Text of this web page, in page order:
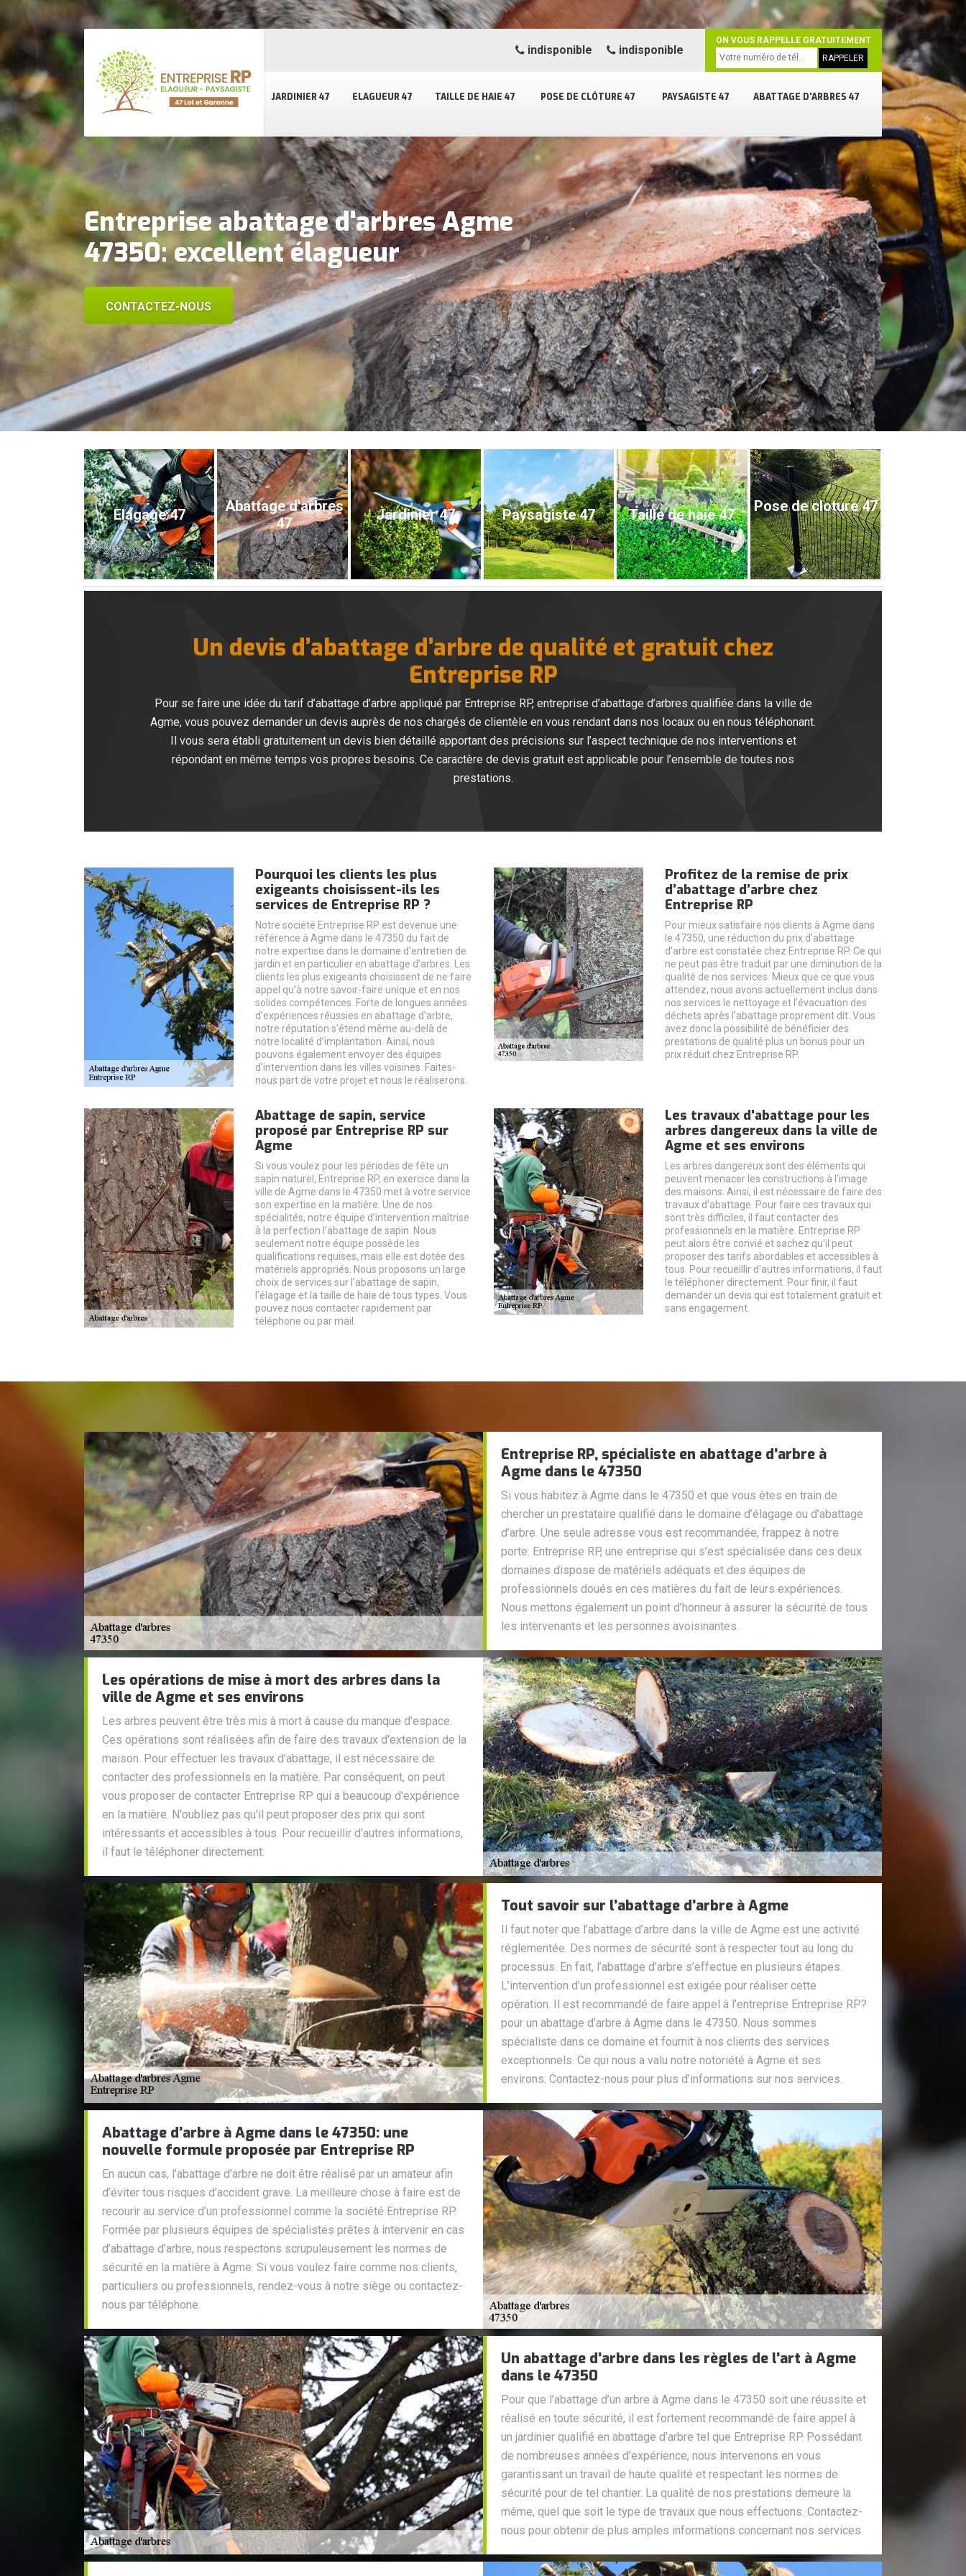
JARDINIER 47 ELAGUEUR 47 TAILLE DE HAIE 47 POSE DE CLÔTURE 47 PAYSAGISTE 47 ABATTAGE D'ARBRES 47
indisponible indisponible
ON VOUS RAPPELLE GRATUITEMENT
Entreprise abattage d'arbres Agme
47350: excellent élagueur
CONTACTEZ-NOUS
Elagage 47
Abattage d'arbres
47
Jardinier 47 Paysagiste 47 Taille de haie 47 Pose de cloture 47
Un devis d’abattage d’arbre de qualité et gratuit chez
Entreprise RP
Pour se faire une idée du tarif d’abattage d’arbre appliqué par Entreprise RP, entreprise d’abattage d’arbres qualifiée dans la ville de
Agme, vous pouvez demander un devis auprès de nos chargés de clientèle en vous rendant dans nos locaux ou en nous téléphonant.
Il vous sera établi gratuitement un devis bien détaillé apportant des précisions sur l’aspect technique de nos interventions et
répondant en même temps vos propres besoins. Ce caractère de devis gratuit est applicable pour l’ensemble de toutes nos
prestations.
Pourquoi les clients les plus
exigeants choisissent-ils les
services de Entreprise RP ?
Notre société Entreprise RP est devenue une
référence à Agme dans le 47350 du fait de
notre expertise dans le domaine d’entretien de
jardin et en particulier en abattage d’arbres. Les
clients les plus exigeants choisissent de ne faire
appel qu’à notre savoir-faire unique et en nos
solides compétences. Forte de longues années
d’expériences réussies en abattage d’arbre,
notre réputation s’étend même au-delà de
notre localité d’implantation. Ainsi, nous
pouvons également envoyer des équipes
d’intervention dans les villes voisines. Faites-
nous part de votre projet et nous le réaliserons.
Profitez de la remise de prix
d’abattage d’arbre chez
Entreprise RP
Pour mieux satisfaire nos clients à Agme dans
le 47350, une réduction du prix d’abattage
d’arbre est constatée chez Entreprise RP. Ce qui
ne peut pas être traduit par une diminution de la
qualité de nos services. Mieux que ce que vous
attendez, nous avons actuellement inclus dans
nos services le nettoyage et l’évacuation des
déchets après l’abattage proprement dit. Vous
avez donc la possibilité de bénéficier des
prestations de qualité plus un bonus pour un
prix réduit chez Entreprise RP.
Abattage de sapin, service
proposé par Entreprise RP sur
Agme
Si vous voulez pour les périodes de fête un
sapin naturel, Entreprise RP, en exercice dans la
ville de Agme dans le 47350 met à votre service
son expertise en la matière. Une de nos
spécialités, notre équipe d’intervention maîtrise
à la perfection l’abattage de sapin. Nous
seulement notre équipe possède les
qualifications requises, mais elle est dotée des
matériels appropriés. Nous proposons un large
choix de services sur l’abattage de sapin,
l’élagage et la taille de haie de tous types. Vous
pouvez nous contacter rapidement par
téléphone ou par mail.
Les travaux d'abattage pour les
arbres dangereux dans la ville de
Agme et ses environs
Les arbres dangereux sont des éléments qui
peuvent menacer les constructions à l'image
des maisons. Ainsi, il est nécessaire de faire des
travaux d'abattage. Pour faire ces travaux qui
sont très difficiles, il faut contacter des
professionnels en la matière. Entreprise RP
peut alors être convié et sachez qu'il peut
proposer des tarifs abordables et accessibles à
tous. Pour recueillir d'autres informations, il faut
le téléphoner directement. Pour finir, il faut
demander un devis qui est totalement gratuit et
sans engagement.
Entreprise RP, spécialiste en abattage d’arbre à
Agme dans le 47350
Si vous habitez à Agme dans le 47350 et que vous êtes en train de
chercher un prestataire qualifié dans le domaine d’élagage ou d’abattage
d’arbre. Une seule adresse vous est recommandée, frappez à notre
porte. Entreprise RP, une entreprise qui s’est spécialisée dans ces deux
domaines dispose de matériels adéquats et des équipes de
professionnels doués en ces matières du fait de leurs expériences.
Nous mettons également un point d’honneur à assurer la sécurité de tous
les intervenants et les personnes avoisinantes.
Les opérations de mise à mort des arbres dans la
ville de Agme et ses environs
Les arbres peuvent être très mis à mort à cause du manque d'espace.
Ces opérations sont réalisées afin de faire des travaux d'extension de la
maison. Pour effectuer les travaux d'abattage, il est nécessaire de
contacter des professionnels en la matière. Par conséquent, on peut
vous proposer de contacter Entreprise RP qui a beaucoup d'expérience
en la matière. N'oubliez pas qu'il peut proposer des prix qui sont
intéressants et accessibles à tous. Pour recueillir d'autres informations,
il faut le téléphoner directement.
Tout savoir sur l’abattage d’arbre à Agme
Il faut noter que l’abattage d’arbre dans la ville de Agme est une activité
réglementée. Des normes de sécurité sont à respecter tout au long du
processus. En fait, l’abattage d’arbre s’effectue en plusieurs étapes.
L’intervention d’un professionnel est exigée pour réaliser cette
opération. Il est recommandé de faire appel à l’entreprise Entreprise RP?
pour un abattage d’arbre à Agme dans le 47350. Nous sommes
spécialiste dans ce domaine et fournit à nos clients des services
exceptionnels. Ce qui nous a valu notre notoriété à Agme et ses
environs. Contactez-nous pour plus d’informations sur nos services.
Abattage d’arbre à Agme dans le 47350: une
nouvelle formule proposée par Entreprise RP
En aucun cas, l’abattage d’arbre ne doit être réalisé par un amateur afin
d’éviter tous risques d’accident grave. La meilleure chose à faire est de
recourir au service d’un professionnel comme la société Entreprise RP.
Formée par plusieurs équipes de spécialistes prêtes à intervenir en cas
d’abattage d’arbre, nous respectons scrupuleusement les normes de
sécurité en la matière à Agme. Si vous voulez faire comme nos clients,
particuliers ou professionnels, rendez-vous à notre siège ou contactez-
nous par téléphone.
Un abattage d’arbre dans les règles de l’art à Agme
dans le 47350
Pour que l’abattage d’un arbre à Agme dans le 47350 soit une réussite et
réalisé en toute sécurité, il est fortement recommandé de faire appel à
un jardinier qualifié en abattage d’arbre tel que Entreprise RP. Possédant
de nombreuses années d’expérience, nous intervenons en vous
garantissant un travail de haute qualité et respectant les normes de
sécurité pour de tel chantier. La qualité de nos prestations demeure la
même, quel que soit le type de travaux que nous effectuons. Contactez-
nous pour obtenir de plus amples informations concernant nos services.